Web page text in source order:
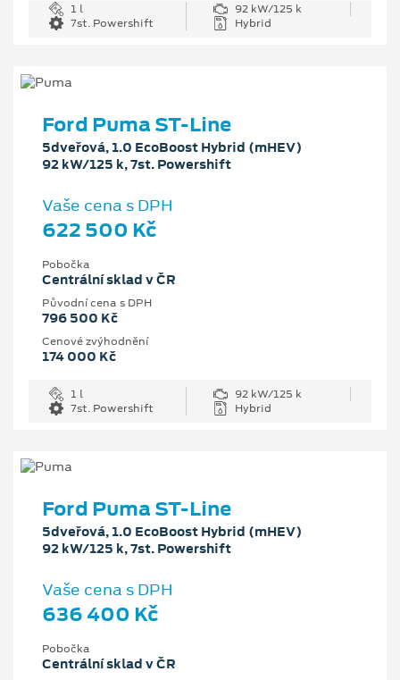
1 l
92 kW/125 k
7st. Powershift
Hybrid
Ford Puma ST-Line
5dveřová, 1.0 EcoBoost Hybrid (mHEV)
92 kW/125 k, 7st. Powershift
Vaše cena s DPH
622 500 Kč
Pobočka
Centrální sklad v ČR
Původní cena s DPH
796 500 Kč
Cenové zvýhodnění
174 000 Kč
1 l
92 kW/125 k
7st. Powershift
Hybrid
Ford Puma ST-Line
5dveřová, 1.0 EcoBoost Hybrid (mHEV)
92 kW/125 k, 7st. Powershift
Vaše cena s DPH
636 400 Kč
Pobočka
Centrální sklad v ČR